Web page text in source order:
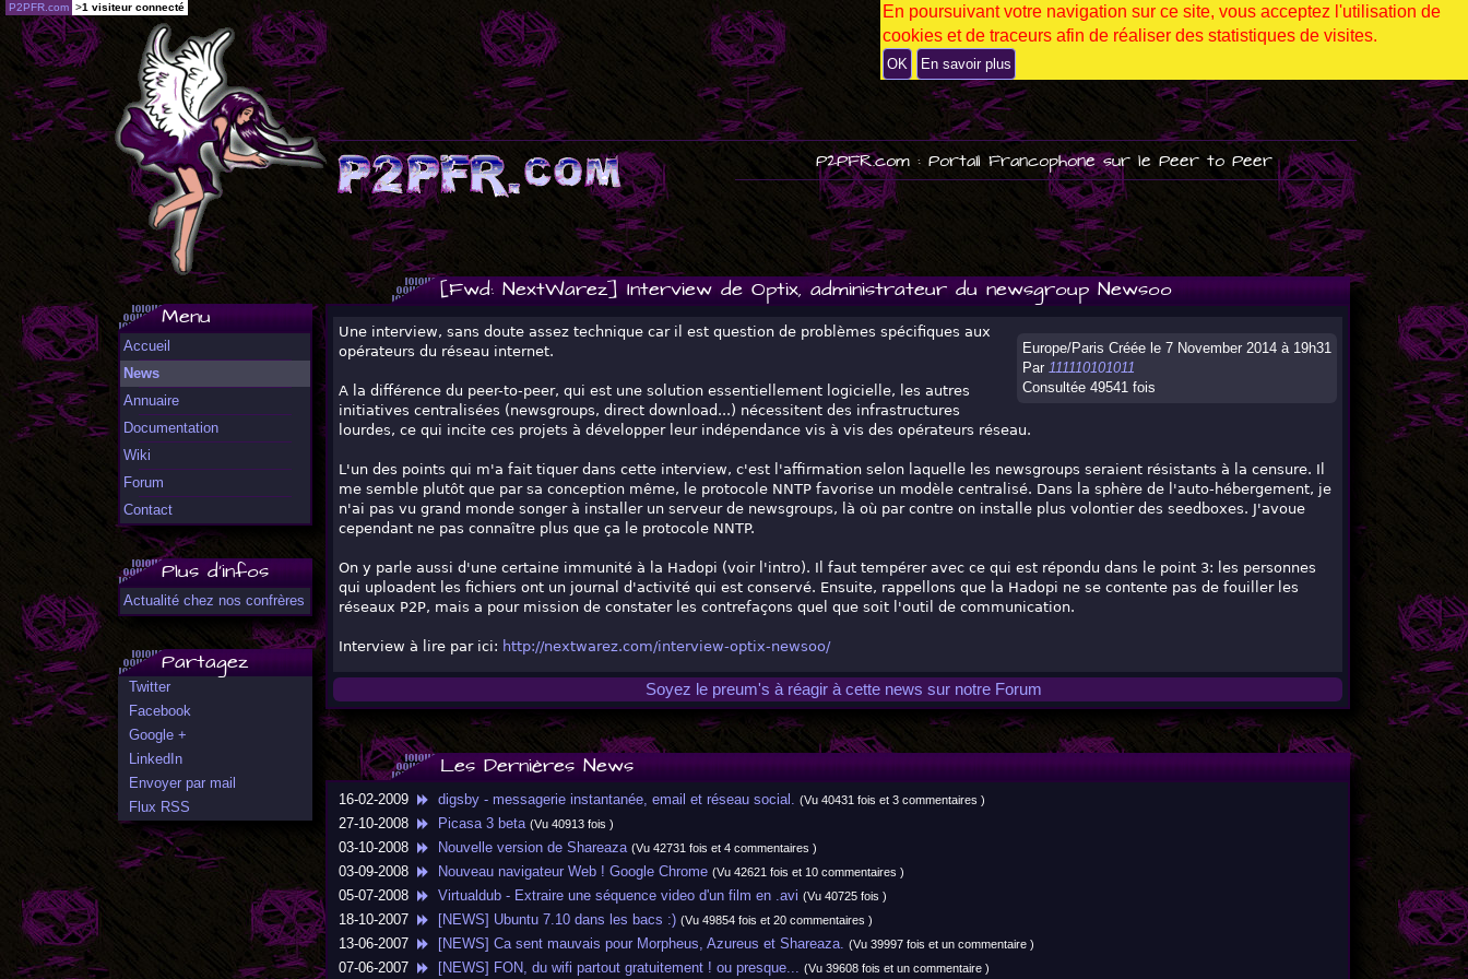
P
U
B
P2PFR.com : Portail Francophone sur le Peer to Peer
Menu
Accueil
News
Annuaire
Documentation
Wiki
Forum
Contact
Plus d'infos
Actualité chez nos confrères
Partagez
Twitter
Facebook
Google +
LinkedIn
Envoyer par mail
Flux RSS
[Fwd: NextWarez] Interview de Optix, administrateur du newsgroup Newsoo
Europe/Paris Créée le 7 November 2014 à 19h31
Par 111110101011
Consultée 49541 fois
Une interview, sans doute assez technique car il est question de problèmes spécifiques aux
opérateurs du réseau internet.
A la différence du peer-to-peer, qui est une solution essentiellement logicielle, les autres
initiatives centralisées (newsgroups, direct download...) nécessitent des infrastructures
lourdes, ce qui incite ces projets à développer leur indépendance vis à vis des opérateurs réseau.
L'un des points qui m'a fait tiquer dans cette interview, c'est l'affirmation selon laquelle les newsgroups seraient résistants à la censure. Il
me semble plutôt que par sa conception même, le protocole NNTP favorise un modèle centralisé. Dans la sphère de l'auto-hébergement, je
n'ai pas vu grand monde songer à installer un serveur de newsgroups, là où par contre on installe plus volontier des seedboxes. J'avoue
cependant ne pas connaître plus que ça le protocole NNTP.
On y parle aussi d'une certaine immunité à la Hadopi (voir l'intro). Il faut tempérer avec ce qui est répondu dans le point 3: les personnes
qui uploadent les fichiers ont un journal d'activité qui est conservé. Ensuite, rappellons que la Hadopi ne se contente pas de fouiller les
réseaux P2P, mais a pour mission de constater les contrefaçons quel que soit l'outil de communication.
Interview à lire par ici: http://nextwarez.com/interview-optix-newsoo/
Soyez le preum's à réagir à cette news sur notre Forum
Les Dernières News
16-02-2009 digsby - messagerie instantanée, email et réseau social. (Vu 40431 fois et 3 commentaires )
27-10-2008 Picasa 3 beta (Vu 40913 fois )
03-10-2008 Nouvelle version de Shareaza (Vu 42731 fois et 4 commentaires )
03-09-2008 Nouveau navigateur Web ! Google Chrome (Vu 42621 fois et 10 commentaires )
05-07-2008 Virtualdub - Extraire une séquence video d'un film en .avi (Vu 40725 fois )
18-10-2007 [NEWS] Ubuntu 7.10 dans les bacs :) (Vu 49854 fois et 20 commentaires )
13-06-2007 [NEWS] Ca sent mauvais pour Morpheus, Azureus et Shareaza. (Vu 39997 fois et un commentaire )
07-06-2007 [NEWS] FON, du wifi partout gratuitement ! ou presque... (Vu 39608 fois et un commentaire )
P2PFR.com >1 visiteur connecté
En poursuivant votre navigation sur ce site, vous acceptez l'utilisation de
cookies et de traceurs afin de réaliser des statistiques de visites.
OK En savoir plus